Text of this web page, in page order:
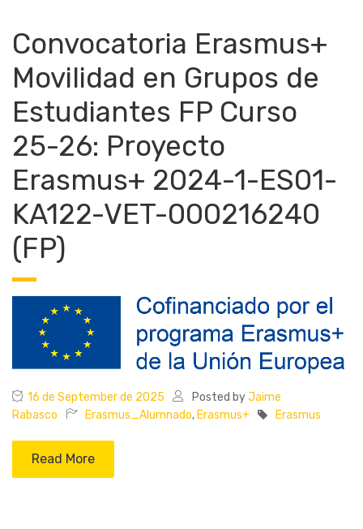
Convocatoria Erasmus+
Movilidad en Grupos de
Estudiantes FP Curso
25-26: Proyecto
Erasmus+ 2024-1-ES01-
KA122-VET-000216240
(FP)
16 de September de 2025 Posted byJaime
Rabasco
Erasmus_Alumnado, Erasmus+ Erasmus
Read More